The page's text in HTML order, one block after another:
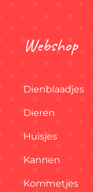
Webshop
Dienblaadjes
Dieren
Huisjes
Kannen
Kommetjes